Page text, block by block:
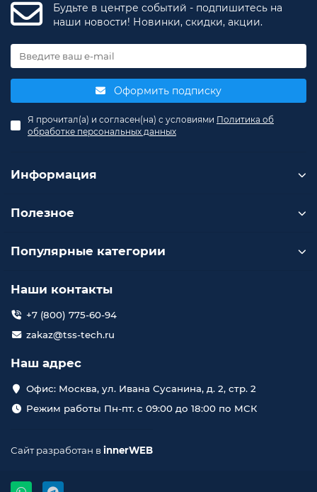
Будьте в центре событий - подпишитесь на
наши новости! Новинки, скидки, акции.
Оформить подписку
Я прочитал(а) и согласен(на) с условиями Политика об
обработке персональных данных
Информация
Полезное
Популярные категории
Наши контакты
+7 (800) 775-60-94
zakaz@tss-tech.ru
Наш адрес
Офис: Москва, ул. Ивана Сусанина, д. 2, стр. 2
Режим работы Пн-пт. с 09:00 до 18:00 по МСК
Сайт разработан вinnerWEB